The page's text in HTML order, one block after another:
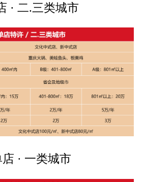
· 二.三类城市
· 一类城市